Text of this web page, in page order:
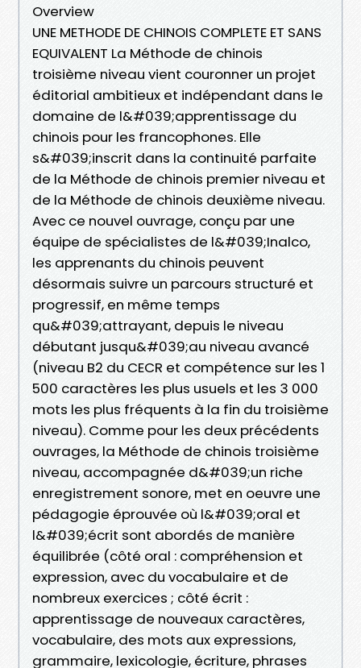
Overview
UNE METHODE DE CHINOIS COMPLETE ET SANS
EQUIVALENT La Méthode de chinois
troisième niveau vient couronner un projet
éditorial ambitieux et indépendant dans le
domaine de l&#039;apprentissage du
chinois pour les francophones. Elle
s&#039;inscrit dans la continuité parfaite
de la Méthode de chinois premier niveau et
de la Méthode de chinois deuxième niveau.
Avec ce nouvel ouvrage, conçu par une
équipe de spécialistes de l&#039;Inalco,
les apprenants du chinois peuvent
désormais suivre un parcours structuré et
progressif, en même temps
qu&#039;attrayant, depuis le niveau
débutant jusqu&#039;au niveau avancé
(niveau B2 du CECR et compétence sur les 1
500 caractères les plus usuels et les 3 000
mots les plus fréquents à la fin du troisième
niveau). Comme pour les deux précédents
ouvrages, la Méthode de chinois troisième
niveau, accompagnée d&#039;un riche
enregistrement sonore, met en oeuvre une
pédagogie éprouvée où l&#039;oral et
l&#039;écrit sont abordés de manière
équilibrée (côté oral : compréhension et
expression, avec du vocabulaire et de
nombreux exercices ; côté écrit :
apprentissage de nouveaux caractères,
vocabulaire, des mots aux expressions,
grammaire, lexicologie, écriture, phrases